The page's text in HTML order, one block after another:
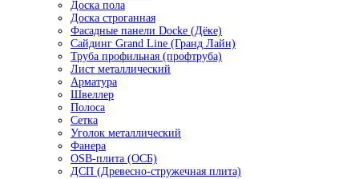
Доска пола
Доска строганная
Фасадные панели Docke (Дёке)
Сайдинг Grand Line (Гранд Лайн)
Труба профильная (профтруба)
Лист металлический
Арматура
Швеллер
Полоса
Сетка
Уголок металлический
Фанера
OSB-плита (ОСБ)
ДСП (Древесно-стружечная плита)